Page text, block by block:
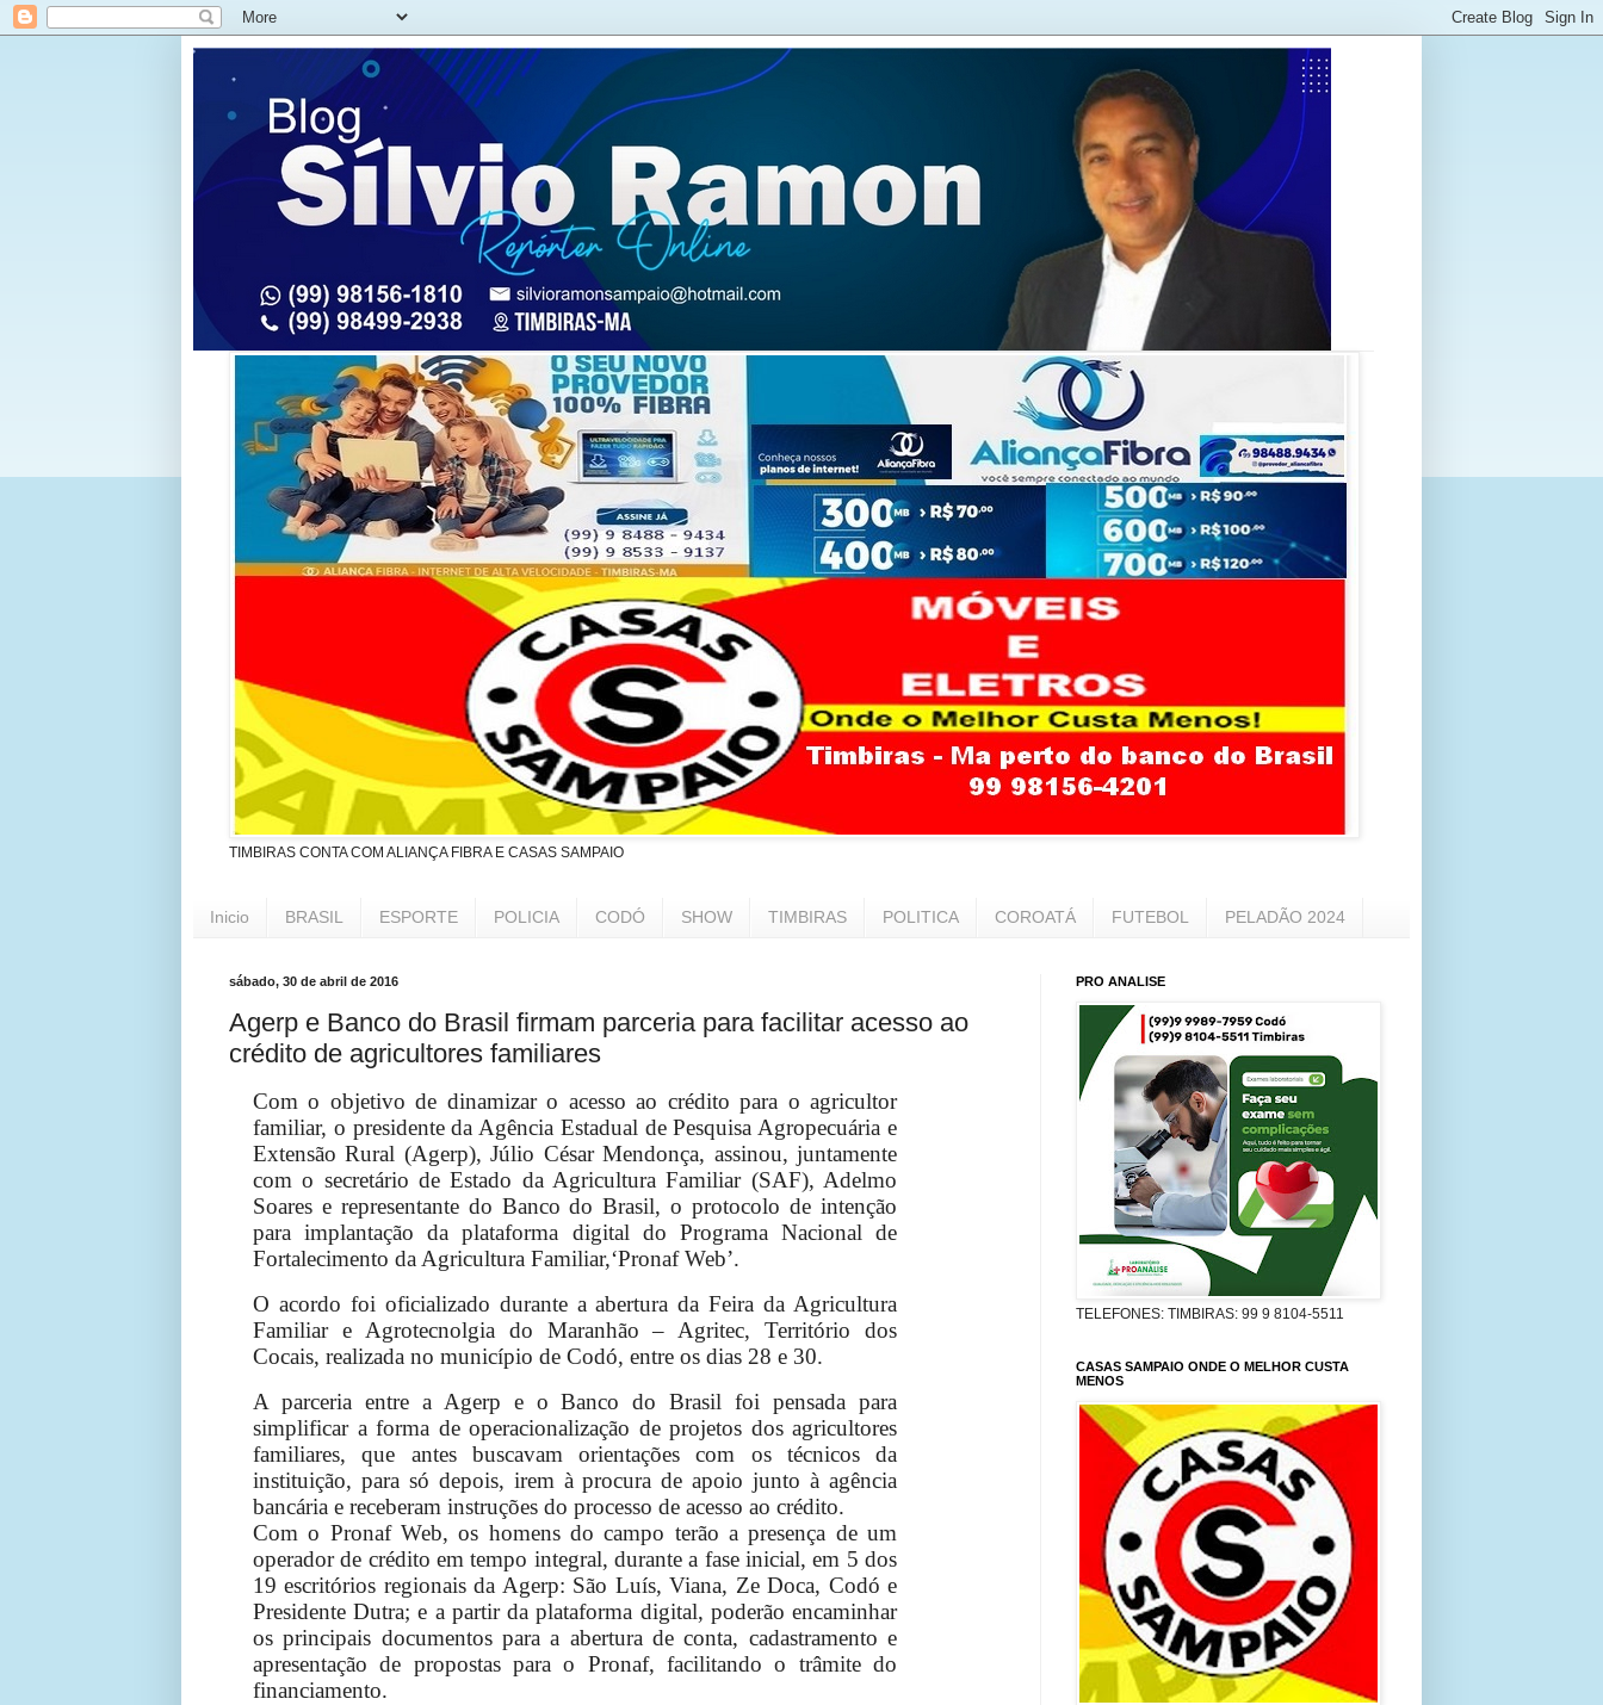
TIMBIRAS CONTA COM ALIANÇA FIBRA E CASAS SAMPAIO
Inicio BRASIL ESPORTE POLICIA CODÓ SHOW TIMBIRAS POLITICA COROATÁ FUTEBOL PELADÃO 2024
sábado, 30 de abril de 2016
Agerp e Banco do Brasil firmam parceria para facilitar acesso ao
crédito de agricultores familiares
Com o objetivo de dinamizar o acesso ao crédito para o agricultor
familiar, o presidente da Agência Estadual de Pesquisa Agropecuária e
Extensão Rural (Agerp), Júlio César Mendonça, assinou, juntamente
com o secretário de Estado da Agricultura Familiar (SAF), Adelmo
Soares e representante do Banco do Brasil, o protocolo de intenção
para implantação da plataforma digital do Programa Nacional de
Fortalecimento da Agricultura Familiar,‘Pronaf Web’.
O acordo foi oficializado durante a abertura daFeira da Agricultura
Familiar e Agrotecnolgia do Maranhão – Agritec, Território dos
Cocais, realizada no município de Codó, entre os dias 28 e 30.
A parceria entre a Agerp e o Banco do Brasil foi pensada para
simplificar a forma de operacionalização de projetos dos agricultores
familiares, que antes buscavam orientações com os técnicos da
instituição, para só depois, irem à procura de apoio junto à agência
bancária e receberam instruções do processo de acesso ao crédito.
Com o Pronaf Web, os homens do campo terão a presença de um
operador de crédito em tempo integral, durante a fase inicial, em 5 dos
19 escritórios regionais da Agerp: São Luís, Viana, Ze Doca, Codó e
Presidente Dutra; e a partir da plataforma digital, poderão encaminhar
os principais documentos para a abertura de conta, cadastramento e
apresentação de propostas para o Pronaf, facilitando o trâmite do
financiamento.
PRO ANALISE
TELEFONES: TIMBIRAS: 99 9 8104-5511
CASAS SAMPAIO ONDE O MELHOR CUSTA
MENOS